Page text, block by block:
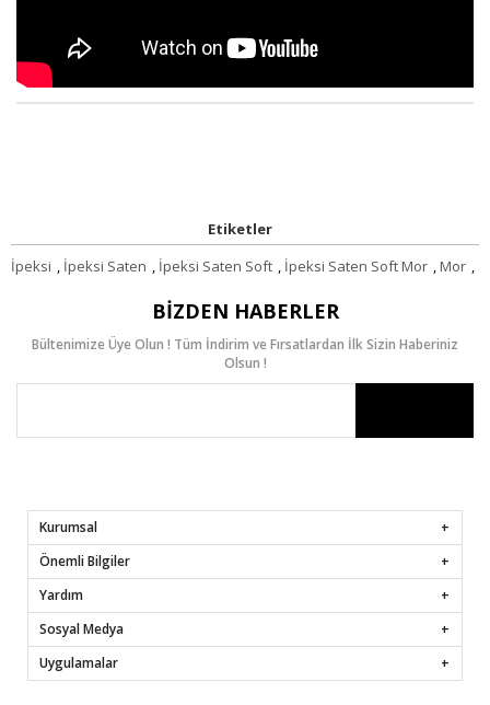
Etiketler
İpeksi , İpeksi Saten , İpeksi Saten Soft , İpeksi Saten Soft Mor ,Mor ,
BIZDEN HABERLER
Bültenimize Üye Olun ! Tüm İndirim ve Fırsatlardan İlk Sizin Haberiniz
Olsun !
Kurumsal
Önemli Bilgiler
Yardım
Sosyal Medya
Uygulamalar